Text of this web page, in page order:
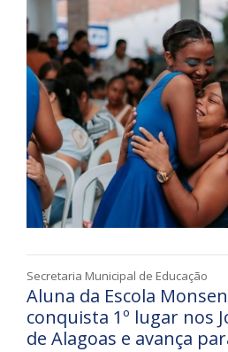
Secretaria Municipal de Educação
Aluna da Escola
conquista 1º lugar nos
de Alagoas e avança